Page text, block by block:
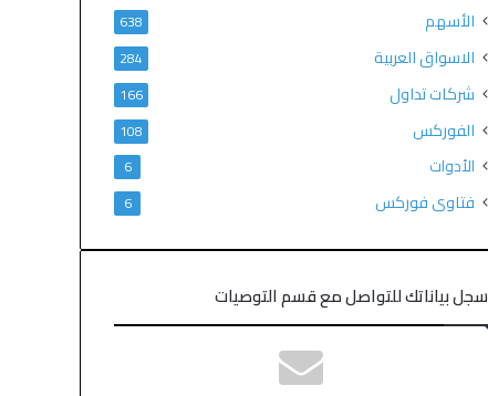
الأسهم 638
الاسواق العربية 284
شركات تداول 166
الفوركس 108
الأدوات 6
فتاوى فوركس 6
سجل بياناتك للتواصل مع قسم التوصيات